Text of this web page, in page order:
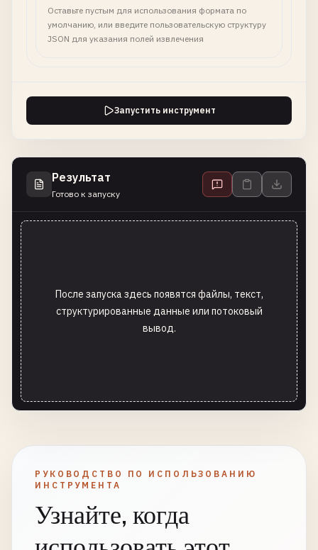
Оставьте пустым для использования формата по
умолчанию, или введите пользовательскую структуру
JSON для указания полей извлечения
Запустить инструмент
Результат
Готово к запуску
После запуска здесь появятся файлы, текст,
структурированные данные или потоковый
вывод.
РУКОВОДСТВО ПО ИСПОЛЬЗОВАНИЮ
ИНСТРУМЕНТА
Узнайте, когда